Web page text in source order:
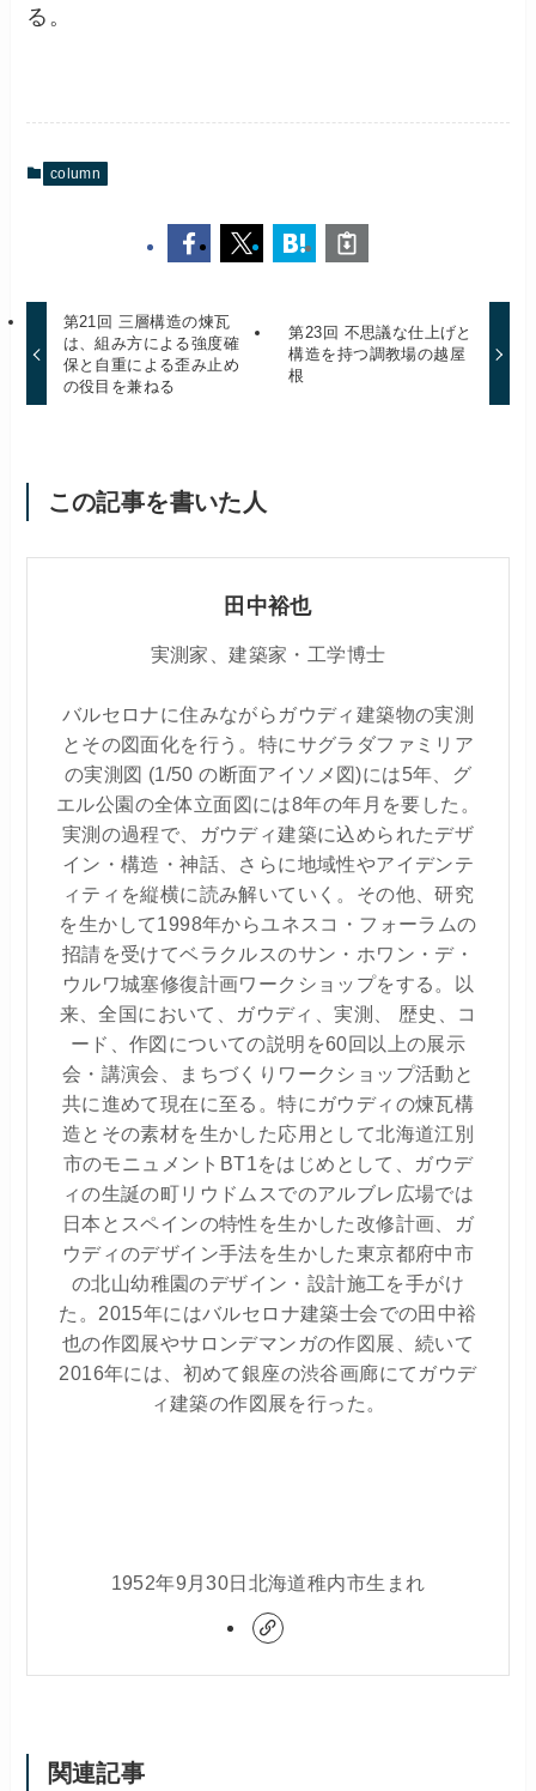
る。
column
第21回 三層構造の煉瓦
は、組み方による強度確
保と自重による歪み止め
の役目を兼ねる
第23回 不思議な仕上げと
構造を持つ調教場の越屋
根
この記事を書いた人
田中裕也
実測家、建築家・工学博士
バルセロナに住みながらガウディ建築物の実測
とその図面化を行う。特にサグラダファミリア
の実測図 (1/50 の断面アイソメ図)には5年、グ
エル公園の全体立面図には8年の年月を要した。
実測の過程で、ガウディ建築に込められたデザ
イン・構造・神話、さらに地域性やアイデンテ
ィティを縦横に読み解いていく。その他、研究
を生かして1998年からユネスコ・フォーラムの
招請を受けてベラクルスのサン・ホワン・デ・
ウルワ城塞修復計画ワークショップをする。以
来、全国において、ガウディ、実測、 歴史、コ
ード、作図についての説明を60回以上の展示
会・講演会、まちづくりワークショップ活動と
共に進めて現在に至る。特にガウディの煉瓦構
造とその素材を生かした応用として北海道江別
市のモニュメントBT1をはじめとして、ガウデ
ィの生誕の町リウドムスでのアルブレ広場では
日本とスペインの特性を生かした改修計画、ガ
ウディのデザイン手法を生かした東京都府中市
の北山幼稚園のデザイン・設計施工を手がけ
た。2015年にはバルセロナ建築士会での田中裕
也の作図展やサロンデマンガの作図展、続いて
2016年には、初めて銀座の渋谷画廊にてガウデ
ィ建築の作図展を行った。
1952年9月30日北海道稚内市生まれ
関連記事